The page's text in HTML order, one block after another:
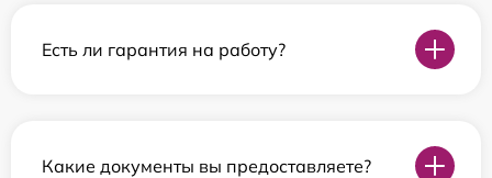
Есть ли гарантия на работу?
Какие документы вы предоставляете?